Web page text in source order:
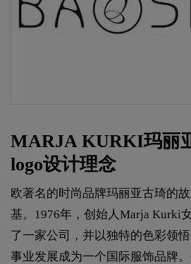
MARJA KURKI玛丽
logo设计理念
欧著名的时尚品牌玛丽亚古琦的
基。1976年，创始人Marja Kurki
了一家公司，并以独特的色彩领
事业发展成为一个国际服饰品牌